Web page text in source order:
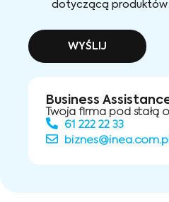
dotyczącą produktów i
WYŚLIJ
Business
Twoja firma pod stałą
61 222 22 33
biznes@inea.com.pl